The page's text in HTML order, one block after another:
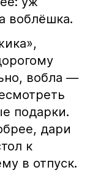
воблёшка.
вобла —
подарки.
дари
к
в отпуск.